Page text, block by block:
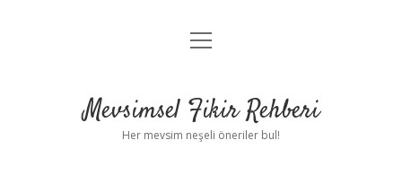
Anasayfa
Yasal Uyarı
menüyü
Mevsimsel Fikir Rehberi
Her mevsim neşeli öneriler bul!